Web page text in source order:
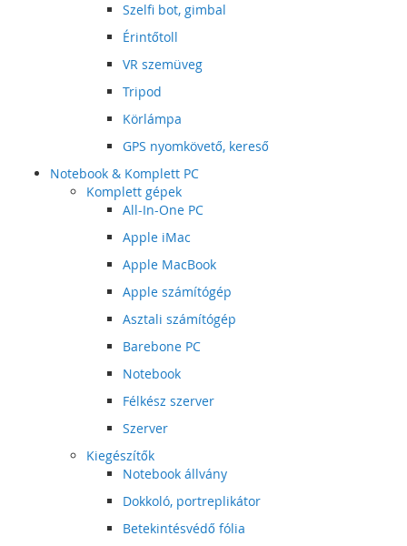
Szelfi bot, gimbal
Érintőtoll
VR szemüveg
Tripod
Körlámpa
GPS nyomkövető, kereső
Notebook & Komplett PC
Komplett gépek
All-In-One PC
Apple iMac
Apple MacBook
Apple számítógép
Asztali számítógép
Barebone PC
Notebook
Félkész szerver
Szerver
Kiegészítők
Notebook állvány
Dokkoló, portreplikátor
Betekintésvédő fólia